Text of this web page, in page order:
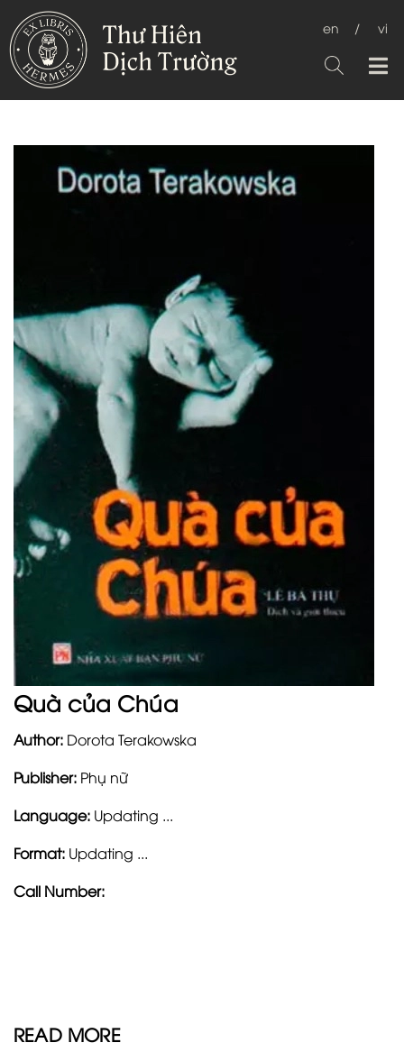
en / vi
Quà của Chúa
Author: Dorota Terakowska
Publisher: Phụ nữ
Language: Updating ...
Format: Updating ...
Call Number:
READ MORE